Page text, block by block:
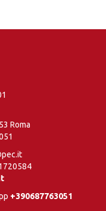
Roma
+390687763051